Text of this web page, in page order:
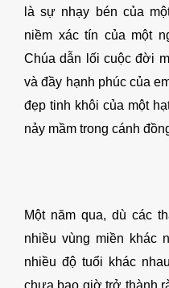
là sự nhạy bén của
niềm xác tín của một
Chúa dẫn lối cuộc đời
và đầy hạnh phúc của
đẹp tinh khôi của một
nảy mầm trong cánh
Một năm qua, dù các
nhiều vùng miền khác
nhiều độ tuổi khác
chưa bao giờ trở thành